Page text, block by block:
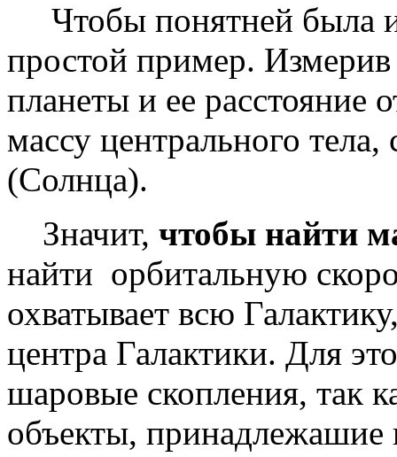
Чтобы понятней была
простой пример.
планеты и ее расстояние
массу центрального
(Солнца).
Значит, чтобы найти
найти орбитальную
охватывает всю
центра Галактики. Для
шаровые скопления, так
объекты, принадлежашие